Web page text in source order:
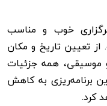
خوب و مناسب
تعیین تاریخ و مکان
موسیقی، همه جزئیات
برنامه‌ریزی به کاهش
کرد.